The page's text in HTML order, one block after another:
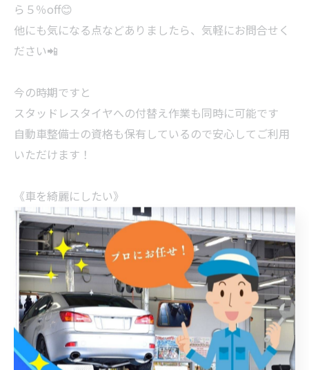
ら５％off😊
他にも気になる点などありましたら、気軽にお問合せく
ださい📲
今の時期ですと
スタッドレスタイヤへの付替え作業も同時に可能です
自動車整備士の資格も保有しているので安心してご利用
いただけます！
《車を綺麗にしたい》
《オイル交換やタイヤの付替えなどの整備》
《軽微な点検作業》
をお考えの方はぜひ当店をご利用してみてください✌
洗車をするなら出張洗車
出張洗車で選ぶならカーライフハック
安心安全丁寧なサービスを提供します